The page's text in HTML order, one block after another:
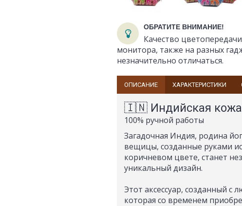
ОБРАТИТЕ ВНИМАНИЕ!
Качество
монитора, также на разных
незначительно отличаться.
ОПИСАНИЕ ХАРАКТЕРИСТИКИ
🇮🇳 Индийская
100% ручной работы
Загадочная Индия, родина
вещицы, созданные руками
коричневом цвете, станет
уникальный дизайн.
Этот аксессуар, созданный
которая со временем